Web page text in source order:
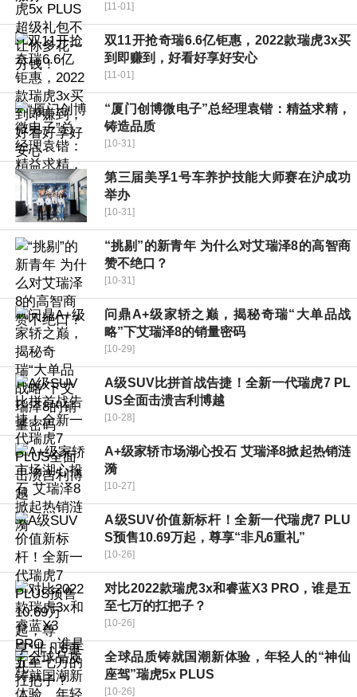
[11-01]
双11开抢奇瑞6.6亿钜惠，2022款瑞虎3x买
到即赚到，好看好享好安心
[11-01]
“厦门创博微电子”总经理袁锴：精益求精，
铸造品质
[10-31]
第三届美孚1号车养护技能大师赛在沪成功
举办
[10-31]
“挑剔”的新青年 为什么对艾瑞泽8的高智商
赞不绝口？
[10-31]
问鼎A+级家轿之巅，揭秘奇瑞“大单品战
略”下艾瑞泽8的销量密码
[10-29]
A级SUV比拼首战告捷！全新一代瑞虎7 PL
US全面击溃吉利博越
[10-28]
A+级家轿市场湖心投石 艾瑞泽8掀起热销涟
漪
[10-27]
A级SUV价值新标杆！全新一代瑞虎7 PLU
S预售10.69万起，尊享“非凡6重礼”
[10-26]
对比2022款瑞虎3x和睿蓝X3 PRO，谁是五
至七万的扛把子？
[10-26]
全球品质铸就国潮新体验，年轻人的“神仙
座驾”瑞虎5x PLUS
[10-26]